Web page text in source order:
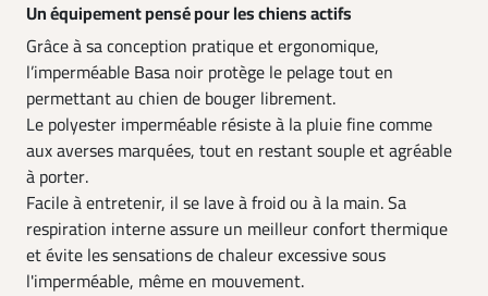
Un équipement pensé pour les chiens actifs
Grâce à sa conception pratique et ergonomique,
l’imperméable Basa noir protège le pelage tout en
permettant au chien de bouger librement.
Le polyester imperméable résiste à la pluie fine comme
aux averses marquées, tout en restant souple et agréable
à porter.
Facile à entretenir, il se lave à froid ou à la main. Sa
respiration interne assure un meilleur confort thermique
et évite les sensations de chaleur excessive sous
l'imperméable, même en mouvement.